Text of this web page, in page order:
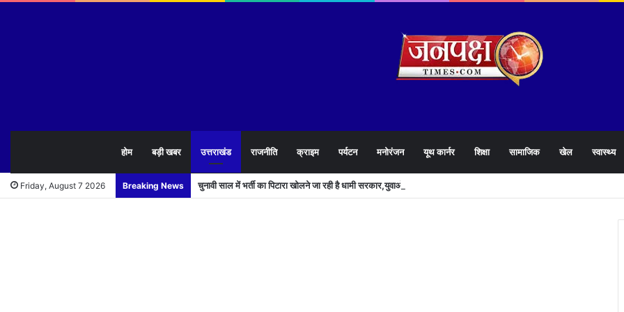
होम बड़ी खबर उत्तराखंड राजनीति क्राइम पर्यटन मनोरंजन यूथ कार्नर शिक्षा सामाजिक खेल स्वास्थ्य
Friday, August 7 2026 Breaking News चुनावी साल में भर्ती का पिटारा खोलने जा रही है धामी सरकार,युवाओं को मिलेगी 34 हजार रिकॉर्ड भर्तियों की सौगात